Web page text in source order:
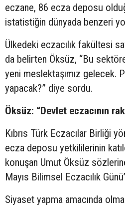
eczane, 86 ecza deposu
istatistiğin dünyada benzeri
Ülkedeki eczacılık fakültesi
da belirten Öksüz, “Bu
yeni meslektaşımız gelecek.
yapacak?” diye sordu.
Öksüz: “Devlet eczacının
Kıbrıs Türk Eczacılar Birliği
ecza deposu yetkililerinin
konuşan Umut Öksüz
Mayıs Bilimsel Eczacılık
Siyaset yapma amacında